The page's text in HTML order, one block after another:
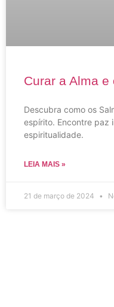
Curar a Alma e
Descubra como os
espírito. Encontre paz
espiritualidade.
LEIA MAIS »
21 de março de 2024